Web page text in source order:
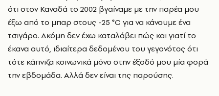
ότι στον Καναδά το 2002 βγαίναμε με την παρέα μου
έξω από το μπαρ στους -25 °C για να κάνουμε ένα
τσιγάρο. Ακόμη δεν έχω καταλάβει πώς και γιατί το
έκανα αυτό, ιδιαίτερα δεδομένου του γεγονότος ότι
τότε κάπνιζα κοινωνικά μόνο στην έξοδό μου μία φορά
την εβδομάδα. Αλλά δεν είναι της παρούσης.